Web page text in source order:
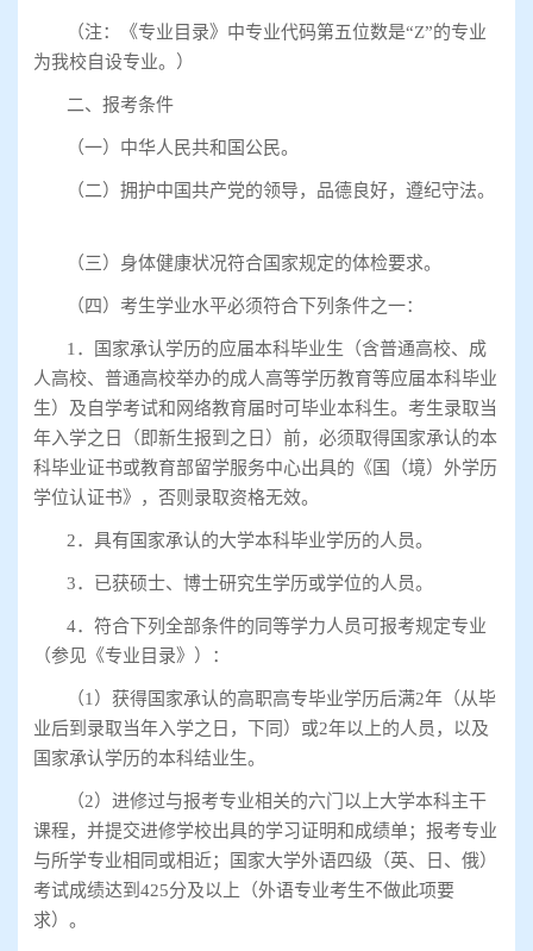
（注：《专业目录》中专业代码第五位数是“Z”的专业
为我校自设专业。）
二、报考条件
（一）中华人民共和国公民。
（二）拥护中国共产党的领导，品德良好，遵纪守法。
（三）身体健康状况符合国家规定的体检要求。
（四）考生学业水平必须符合下列条件之一：
1 ．国家承认学历的应届本科毕业生（含普通高校、成
人高校、普通高校举办的成人高等学历教育等应届本科毕业
生）及自学考试和网络教育届时可毕业本科生。考生录取当
年入学之日（即新生报到之日）前，必须取得国家承认的本
科毕业证书或教育部留学服务中心出具的《国（境）外学历
学位认证书》，否则录取资格无效。
2．具有国家承认的大学本科毕业学历的人员。
3．已获硕士、博士研究生学历或学位的人员。
4．符合下列全部条件的同等学力人员可报考规定专业
（参见《专业目录》）：
（1 ）获得国家承认的高职高专毕业学历后满2年（从毕
业后到录取当年入学之日，下同）或2年以上的人员，以及
国家承认学历的本科结业生。
（2）进修过与报考专业相关的六门以上大学本科主干
课程，并提交进修学校出具的学习证明和成绩单；报考专业
与所学专业相同或相近；国家大学外语四级（英、日、俄）
考试成绩达到 425分及以上（外语专业考生不做此项要
求）。